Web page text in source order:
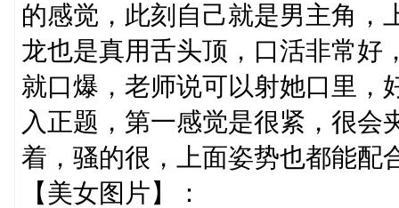
的感觉，此刻自己就是男主角，
龙也是真用舌头顶，口活非常好
就口爆，老师说可以射她口里，
入正题，第一感觉是很紧，很
着，骚的很，上面姿势也都能配
【美女图片】：